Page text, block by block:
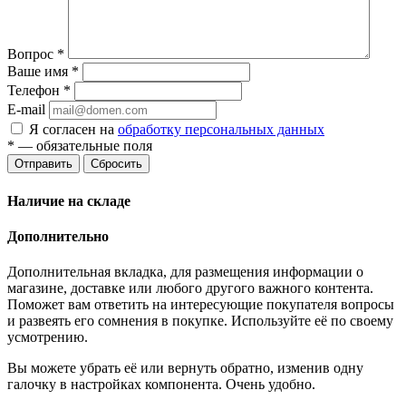
Вопрос *
Ваше имя *
Телефон *
E-mail
Я согласен на обработку персональных данных
* — обязательные поля
Отправить Сбросить
Наличие на складе
Дополнительно
Дополнительная вкладка, для размещения информации о
магазине, доставке или любого другого важного контента.
Поможет вам ответить на интересующие покупателя вопросы
и развеять его сомнения в покупке. Используйте её по своему
усмотрению.
Вы можете убрать её или вернуть обратно, изменив одну
галочку в настройках компонента. Очень удобно.